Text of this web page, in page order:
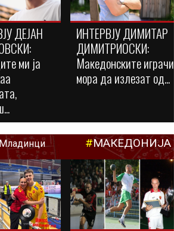
ДЕЈАН
ми ја
ИНТЕРВЈУ ДИМИТАР
ДИМИТРИОСКИ:
Македонските играчи
мора да излезат од...
Младинци #МАКЕДОНИЈА